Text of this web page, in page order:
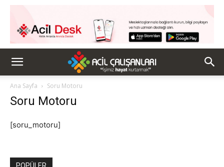
Ana Sayfa Soru Motoru
Soru Motoru
[soru_motoru]